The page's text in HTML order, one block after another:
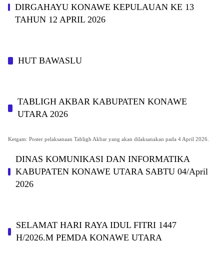
DIRGAHAYU KONAWE KEPULAUAN KE 13
TAHUN 12 APRIL 2026
HUT BAWASLU
TABLIGH AKBAR KABUPATEN KONAWE
UTARA 2026
Ketgam: Poster pelaksanaan Tabligh Akbar yang akan dilaksanakan pada 4 April 2026.
DINAS KOMUNIKASI DAN INFORMATIKA
KABUPAΤΕΝ ΚΟNAWE UTARA SABTU 04/April
2026
SELAMAT HARI RAYA IDUL FITRI 1447
H/2026.M PEMDA KONAWE UTARA